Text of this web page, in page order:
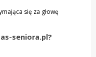
się za głowę
seniora.pl?